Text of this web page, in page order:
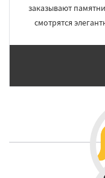
заказывают
смотрятся